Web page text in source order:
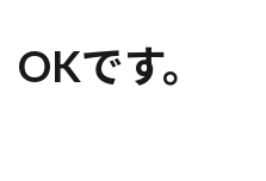
OKです。